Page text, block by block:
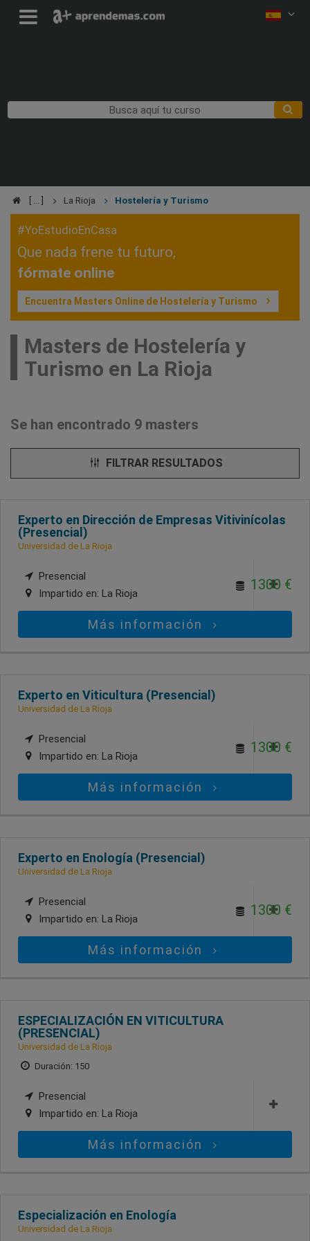
La Rioja Hostelería y Turismo
#YoEstudioEnCasa
Que nada frene tu futuro,
fórmate online
Encuentra Masters Online de Hostelería y Turismo
Masters de Hostelería y
Turismo en La Rioja
Se han encontrado 9 masters
FILTRAR RESULTADOS
Experto en Dirección de Empresas Vitivinícolas
(Presencial)
Universidad de La Rioja
Presencial
Impartido en: La Rioja
1300 €
Más información
Experto en Viticultura (Presencial)
Universidad de La Rioja
Presencial
Impartido en: La Rioja
1300 €
Más información
Experto en Enología (Presencial)
Universidad de La Rioja
Presencial
Impartido en: La Rioja
1300 €
Más información
ESPECIALIZACIÓN EN VITICULTURA
(PRESENCIAL)
Universidad de La Rioja
Duración: 150
Presencial
Impartido en: La Rioja
Más información
Especialización en Enología
Universidad de La Rioja